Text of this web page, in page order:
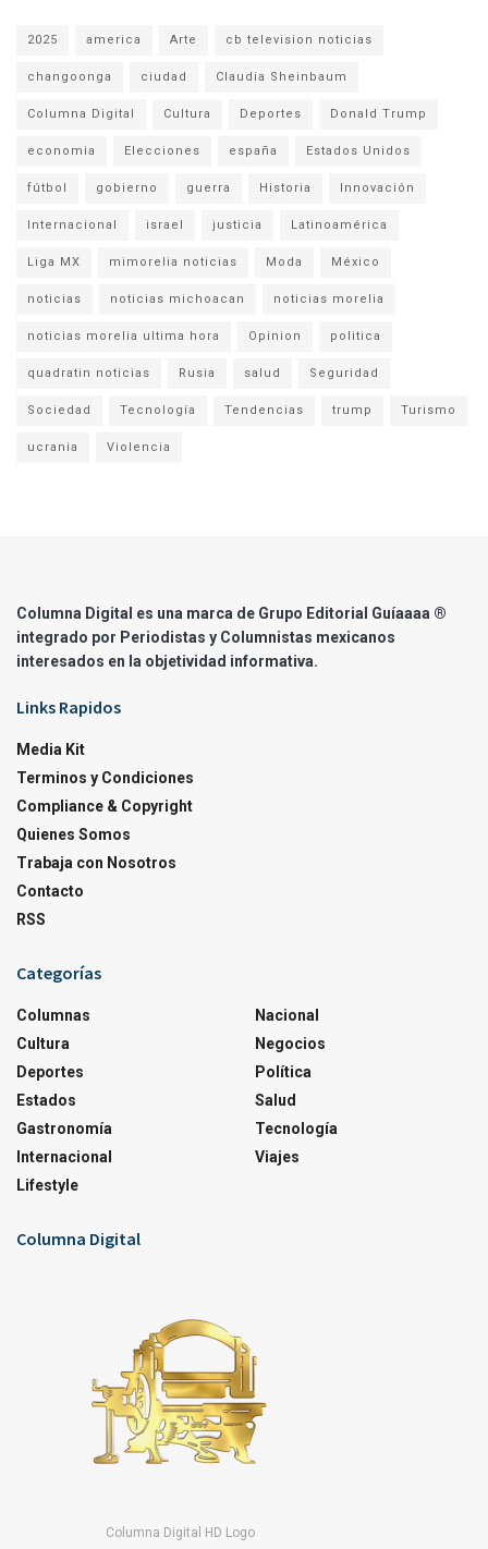
2025 america Arte cb television noticias
changoonga ciudad Claudia Sheinbaum
Columna Digital Cultura Deportes Donald Trump
economia Elecciones españa Estados Unidos
fútbol gobierno guerra Historia Innovación
Internacional israel justicia Latinoamérica
Liga MX mimorelia noticias Moda México
noticias noticias michoacan noticias morelia
noticias morelia ultima hora Opinion politica
quadratin noticias Rusia salud Seguridad
Sociedad Tecnología Tendencias trump Turismo
ucrania Violencia
Columna Digital es una marca de Grupo Editorial Guíaaaa ®
integrado por Periodistas y Columnistas mexicanos
interesados en la objetividad informativa.
Links Rapidos
Media Kit
Terminos y Condiciones
Compliance & Copyright
Quienes Somos
Trabaja con Nosotros
Contacto
RSS
Categorías
Columnas
Cultura
Deportes
Estados
Gastronomía
Internacional
Lifestyle
Nacional
Negocios
Política
Salud
Tecnología
Viajes
Columna Digital
Columna Digital HD Logo